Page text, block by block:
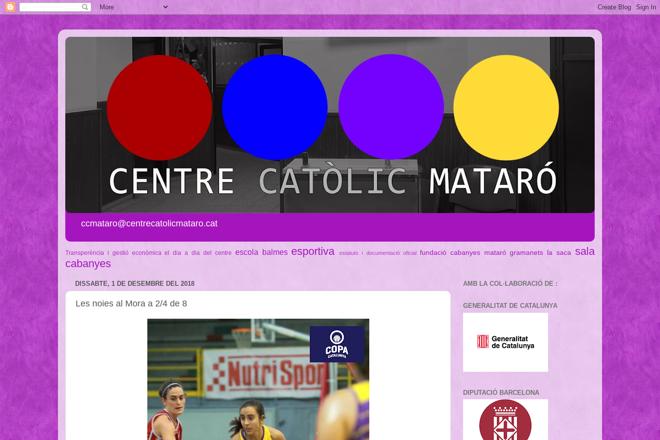
ccmataro@centrecatolicmataro.cat
Transperència i gestió econòmica el dia a dia del centre escola balmes esportiva estatuts i documentació oficial fundació cabanyes mataró gramanets la saca
sala
cabanyes
DISSABTE, 1 DE DESEMBRE DEL 2018
Les noies al Mora a 2/4 de 8
AMB LA COL·LABORACIÓ DE :
GENERALITAT DE CATALUNYA
DIPUTACIÓ BARCELONA